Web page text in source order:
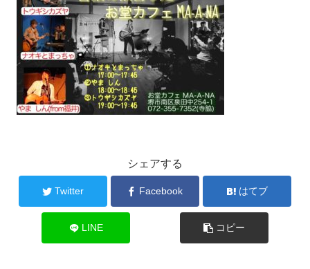
シェアする
Twitter Facebook はてブ
LINE コピー